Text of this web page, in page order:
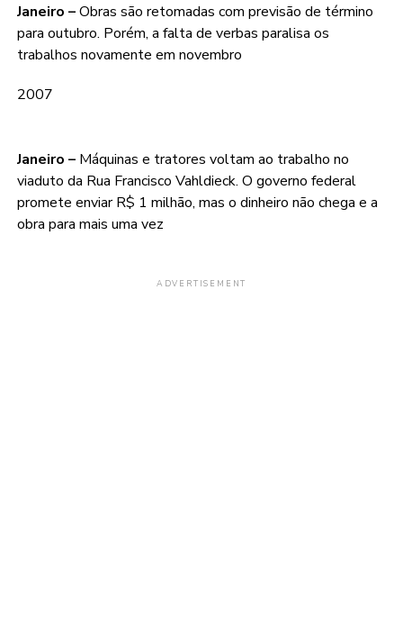
Janeiro –Obras são retomadas com previsão de término
para outubro. Porém, a falta de verbas paralisa os
trabalhos novamente em novembro
2007
Janeiro –Máquinas e tratores voltam ao trabalho no
viaduto da Rua Francisco Vahldieck. O governo federal
promete enviar R$ 1 milhão, mas o dinheiro não chega e a
obra para mais uma vez
ADVERTISEMENT